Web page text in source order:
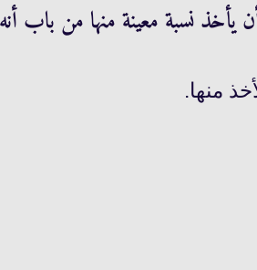
نسبة معينة منها من باب
منها.